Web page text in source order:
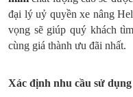
đại lý uỷ quyền xe nâng
vọng sẽ giúp quý khách
cùng giá thành ưu đãi nhất.
Xác định nhu cầu sử dụng